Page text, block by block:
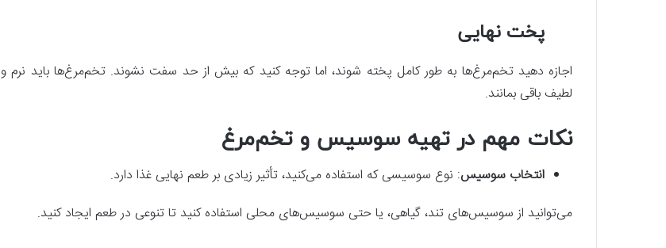
پخت نهایی
اجازه دهید تخم‌مرغ‌ها به طور کامل پخته شوند، اما توجه کنید که بیش از حد سفت نشوند. تخم‌مرغ‌ها باید نرم و
لطیف باقی بمانند.
نکات مهم در تهیه سوسیس و تخم‌مرغ
انتخاب سوسیس: نوع سوسیسی که استفاده می‌کنید، تأثیر زیادی بر طعم نهایی غذا دارد.
می‌توانید از سوسیس‌های تند، گیاهی، یا حتی سوسیس‌های محلی استفاده کنید تا تنوعی در طعم ایجاد کنید.